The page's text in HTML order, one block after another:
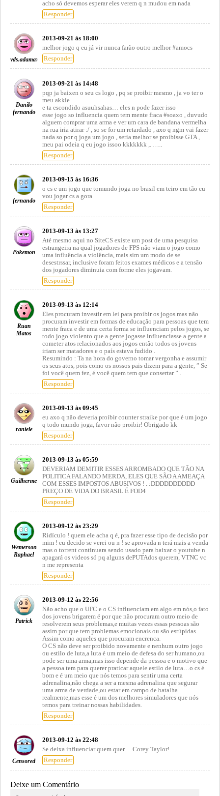
acho só devemos esperar eles verem q n mudou em nada
Responder
vds.adamax
2013-09-21 às 18:00
melhor jogo q eu já vir nunca farão outro melhor #amocs
Responder
Danilo
fernando
2013-09-21 às 14:48
pqp ja baixen o seu cs logo , pq se proibir mesmo , ja vo ter o
meu akkie
e ta escondido asuuhsahas… eles n pode fazer isso
esse jogo so influencia quem tem mente fraca #soaxo , duvudo
alguem comprar uma arma e ver um cara de bandana vermelha
na rua iria atirar :/ , so se for um retardado , axo q ngm vai fazer
nada so por q joga um jogo , seria melhor se proibisse GTA ,
meu pai odeia q eu jogo issoo kkkkkkk ,. …..
Responder
fernando
2013-09-15 às 16:36
o cs e um jogo que tomundo joga no brasil em teiro em tão eu
vou jogar cs a gora
Responder
Pokemon
2013-09-13 às 13:27
Até mesmo aqui no SiteCS existe um post de uma pesquisa
estrangeira na qual jogadores de FPS não viam o jogo como
uma influência a violência, mais sim um modo de se
desestrssar, inclusive foram feitos exames médicos e a tensão
dos jogadores diminuia com forme eles jogavam.
Responder
Ruan
Matos
2013-09-13 às 12:14
Eles procuram investir em lei para proibir os jogos mas não
procuram investir em formas de educação para pessoas que tem
mente fraca e de uma certa forma se influenciam pelos jogos, se
todo jogo violento que a gente jogasse influenciasse a gente a
cometer atos relacionados aos jogos então todos os jovens
iriam ser matadores e o país estava fudido .
Resumindo : Ta na hora do governo tomar vergonha e assumir
os seus atos, pois como os nossos pais dizem para a gente, ” Se
foi você quem fez, é você quem tem que consertar ” .
Responder
raniele
2013-09-13 às 09:45
eu axo q não deveria proibir counter straike por que é um jogo
q todo mundo joga, favor não proibir! Obrigado kk
Responder
Guilherme
2013-09-13 às 05:59
DEVERIAM DEMITIR ESSES ARROMBADO QUE TÃO NA
POLITICA FALANDO MERDA, ELES QUE SÃO A AMEAÇA
COM ESSES IMPOSTOS ABUSIVOS ! . :DDDDDDDDDD
PREÇO DE VIDA DO BRASIL É FOD4
Responder
Wemerson
Raphael
2013-09-12 às 23:29
Ridículo ! quem ele acha q é, pra fazer esse tipo de decisão por
mim ! eu decido se verei ou n ! se aprovada n terá mais a venda
mas o torrent continuara sendo usado para baixar o youtube n
apagará os videos só pq alguns dePUTAdos querem, VTNC vc
n me representa
Responder
Patrick
2013-09-12 às 22:56
Não acho que o UFC e o CS influenciam em algo em nós,o fato
dos jovens brigarem é por que não procuram outro meio de
resolverem seus problemas,e muitas vezes essas pessoas são
assim por que tem problemas emocionais ou são estúpidas.
Assim como aqueles que procuram encrenca.
O CS não deve ser proibido novamente e nenhum outro jogo
ou estilo de luta,a luta é um meio de defesa do ser humano,ou
pode ser uma arma,mas isso depende da pessoa e o motivo que
a pessoa tem para querer praticar aquele estilo de luta…o cs é
bom e é um meio que nós temos para sentir uma certa
adrenalina,não chega a ser a mesma adrenalina que segurar
uma arma de verdade,ou estar em campo de batalha
realmente,mas esse é um dos melhores simuladores que nós
temos para treinar nossas habilidades.
Responder
Censored
2013-09-12 às 22:48
Se deixa influenciar quem quer… Corey Taylor!
Responder
Deixe um Comentário